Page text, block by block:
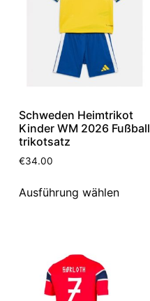
Schweden Heimtrikot
Kinder WM 2026 Fußball
trikotsatz
€34.00
Ausführung wählen